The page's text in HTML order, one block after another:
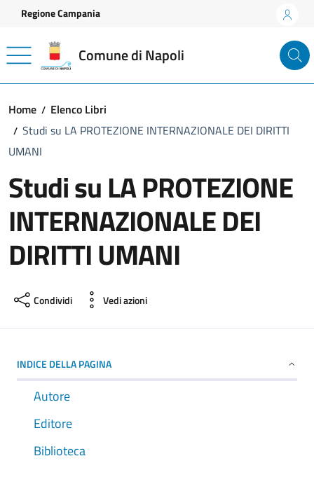
Vai ai contenuti
Vai al footer
Regione Campania
Comune di Napoli
Home
Elenco Libri
Studi su LA PROTEZIONE INTERNAZIONALE DEI DIRITTI
UMANI
Studi su LA PROTEZIONE
INTERNAZIONALE DEI
DIRITTI UMANI
Condividi Vedi azioni
INDICE DELLA PAGINA
Autore
Editore
Biblioteca